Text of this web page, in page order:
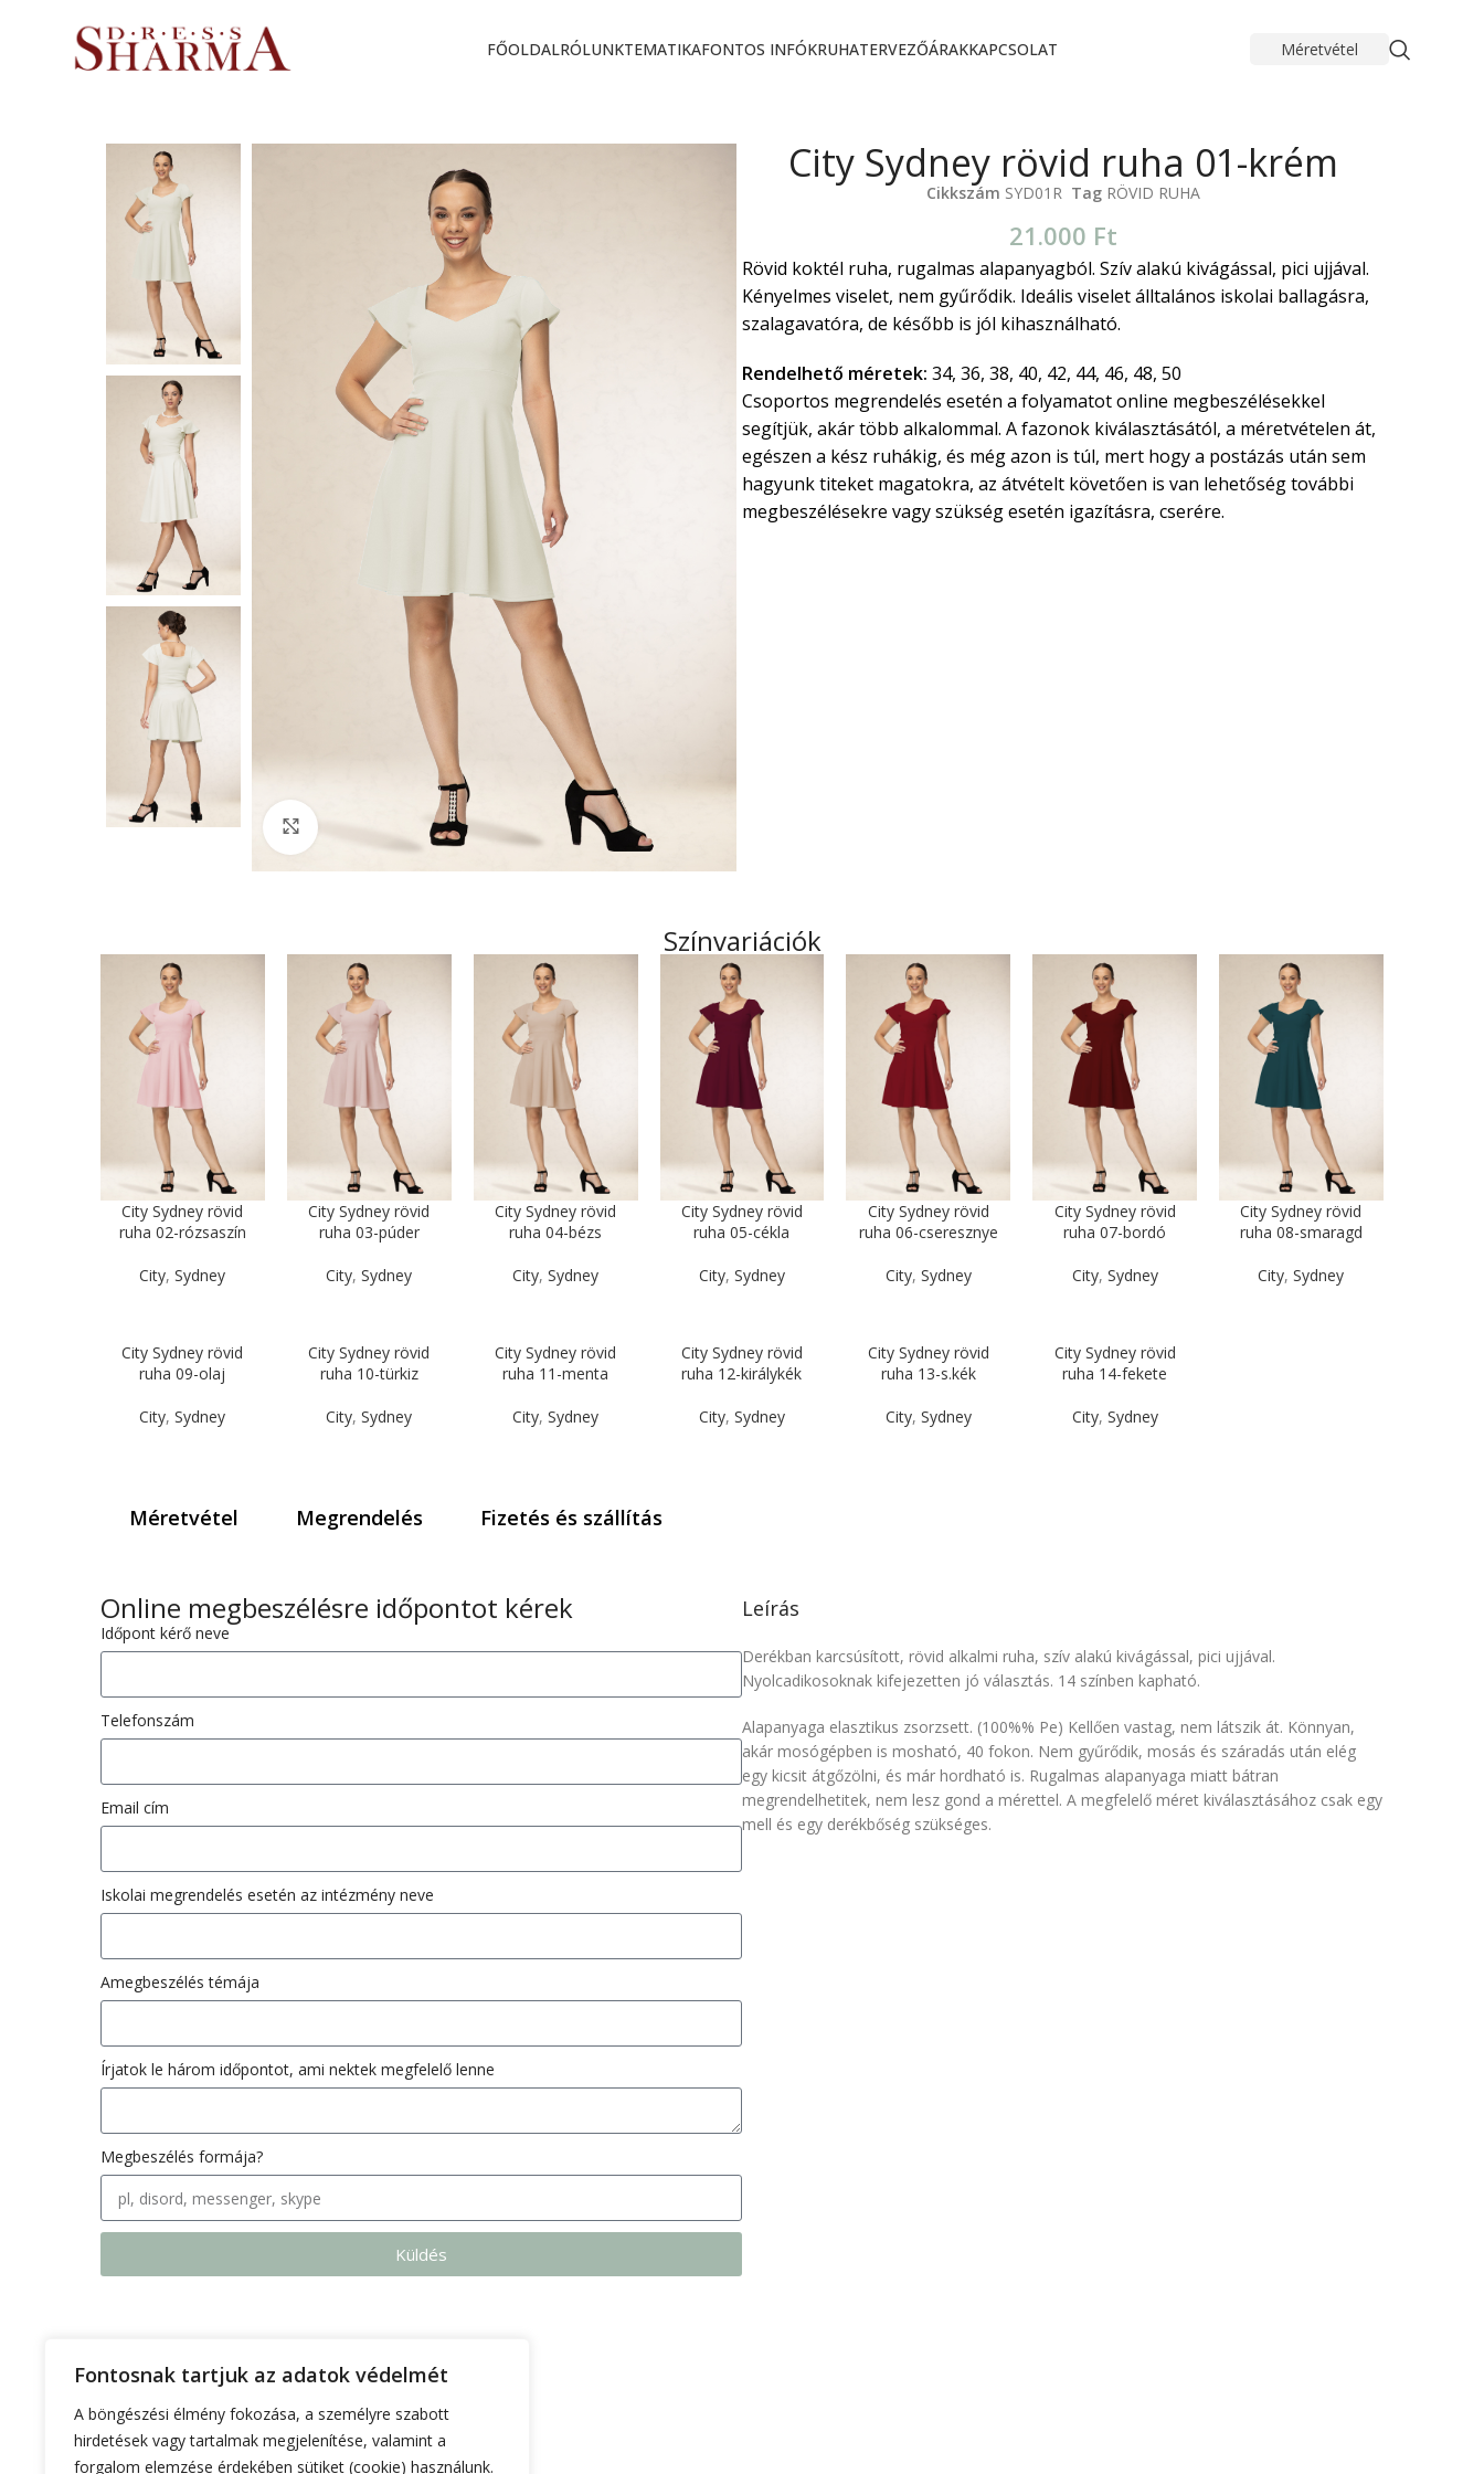
Fontosnak tartjuk az adatok védelmét
A böngészési élmény fokozása, a személyre szabott
hirdetések vagy tartalmak megjelenítése, valamint a
forgalom elemzése érdekében sütiket (cookie) használunk.
FŐOLDALRÓLUNKTEMATIKAFONTOS INFÓKRUHATERVEZŐÁRAKKAPCSOLAT Méretvétel
City Sydney rövid ruha 01-krém
Cikkszám SYD01R Tag RÖVID RUHA
21.000 Ft
Rövid koktél ruha, rugalmas alapanyagból. Szív alakú kivágással, pici ujjával.
Kényelmes viselet, nem gyűrődik. Ideális viselet álltalános iskolai ballagásra,
szalagavatóra, de később is jól kihasználható.
Rendelhető méretek: 34, 36, 38, 40, 42, 44, 46, 48, 50
Csoportos megrendelés esetén a folyamatot online megbeszélésekkel
segítjük, akár több alkalommal. A fazonok kiválasztásától, a méretvételen át,
egészen a kész ruhákig, és még azon is túl, mert hogy a postázás után sem
hagyunk titeket magatokra, az átvételt követően is van lehetőség további
megbeszélésekre vagy szükség esetén igazításra, cserére.
Színvariációk
City Sydney rövid
ruha 02-rózsaszín
City,Sydney
City Sydney rövid
ruha 03-púder
City,Sydney
City Sydney rövid
ruha 04-bézs
City,Sydney
City Sydney rövid
ruha 05-cékla
City, Sydney
City Sydney rövid
ruha 06-cseresznye
City, Sydney
City Sydney rövid
ruha 07-bordó
City, Sydney
City Sydney rövid
ruha 08-smaragd
City,Sydney
City Sydney rövid
ruha 09-olaj
City,Sydney
City Sydney rövid
ruha 10-türkiz
City,Sydney
City Sydney rövid
ruha 11-menta
City,Sydney
City Sydney rövid
ruha 12-királykék
City, Sydney
City Sydney rövid
ruha 13-s.kék
City, Sydney
City Sydney rövid
ruha 14-fekete
City, Sydney
Méretvétel Megrendelés Fizetés és szállítás
Online megbeszélésre időpontot kérek
Időpont kérő neve
Telefonszám
Email cím
Iskolai megrendelés esetén az intézmény neve
Amegbeszélés témája
Írjatok le három időpontot, ami nektek megfelelő lenne
Megbeszélés formája?
Küldés
Leírás
Derékban karcsúsított, rövid alkalmi ruha, szív alakú kivágással, pici ujjával.
Nyolcadikosoknak kifejezetten jó választás. 14 színben kapható.
Alapanyaga elasztikus zsorzsett. (100%% Pe) Kellően vastag, nem látszik át. Könnyan,
akár mosógépben is mosható, 40 fokon. Nem gyűrődik, mosás és száradás után elég
egy kicsit átgőzölni, és már hordható is. Rugalmas alapanyaga miatt bátran
megrendelhetitek, nem lesz gond a mérettel. A megfelelő méret kiválasztásához csak egy
mell és egy derékbőség szükséges.